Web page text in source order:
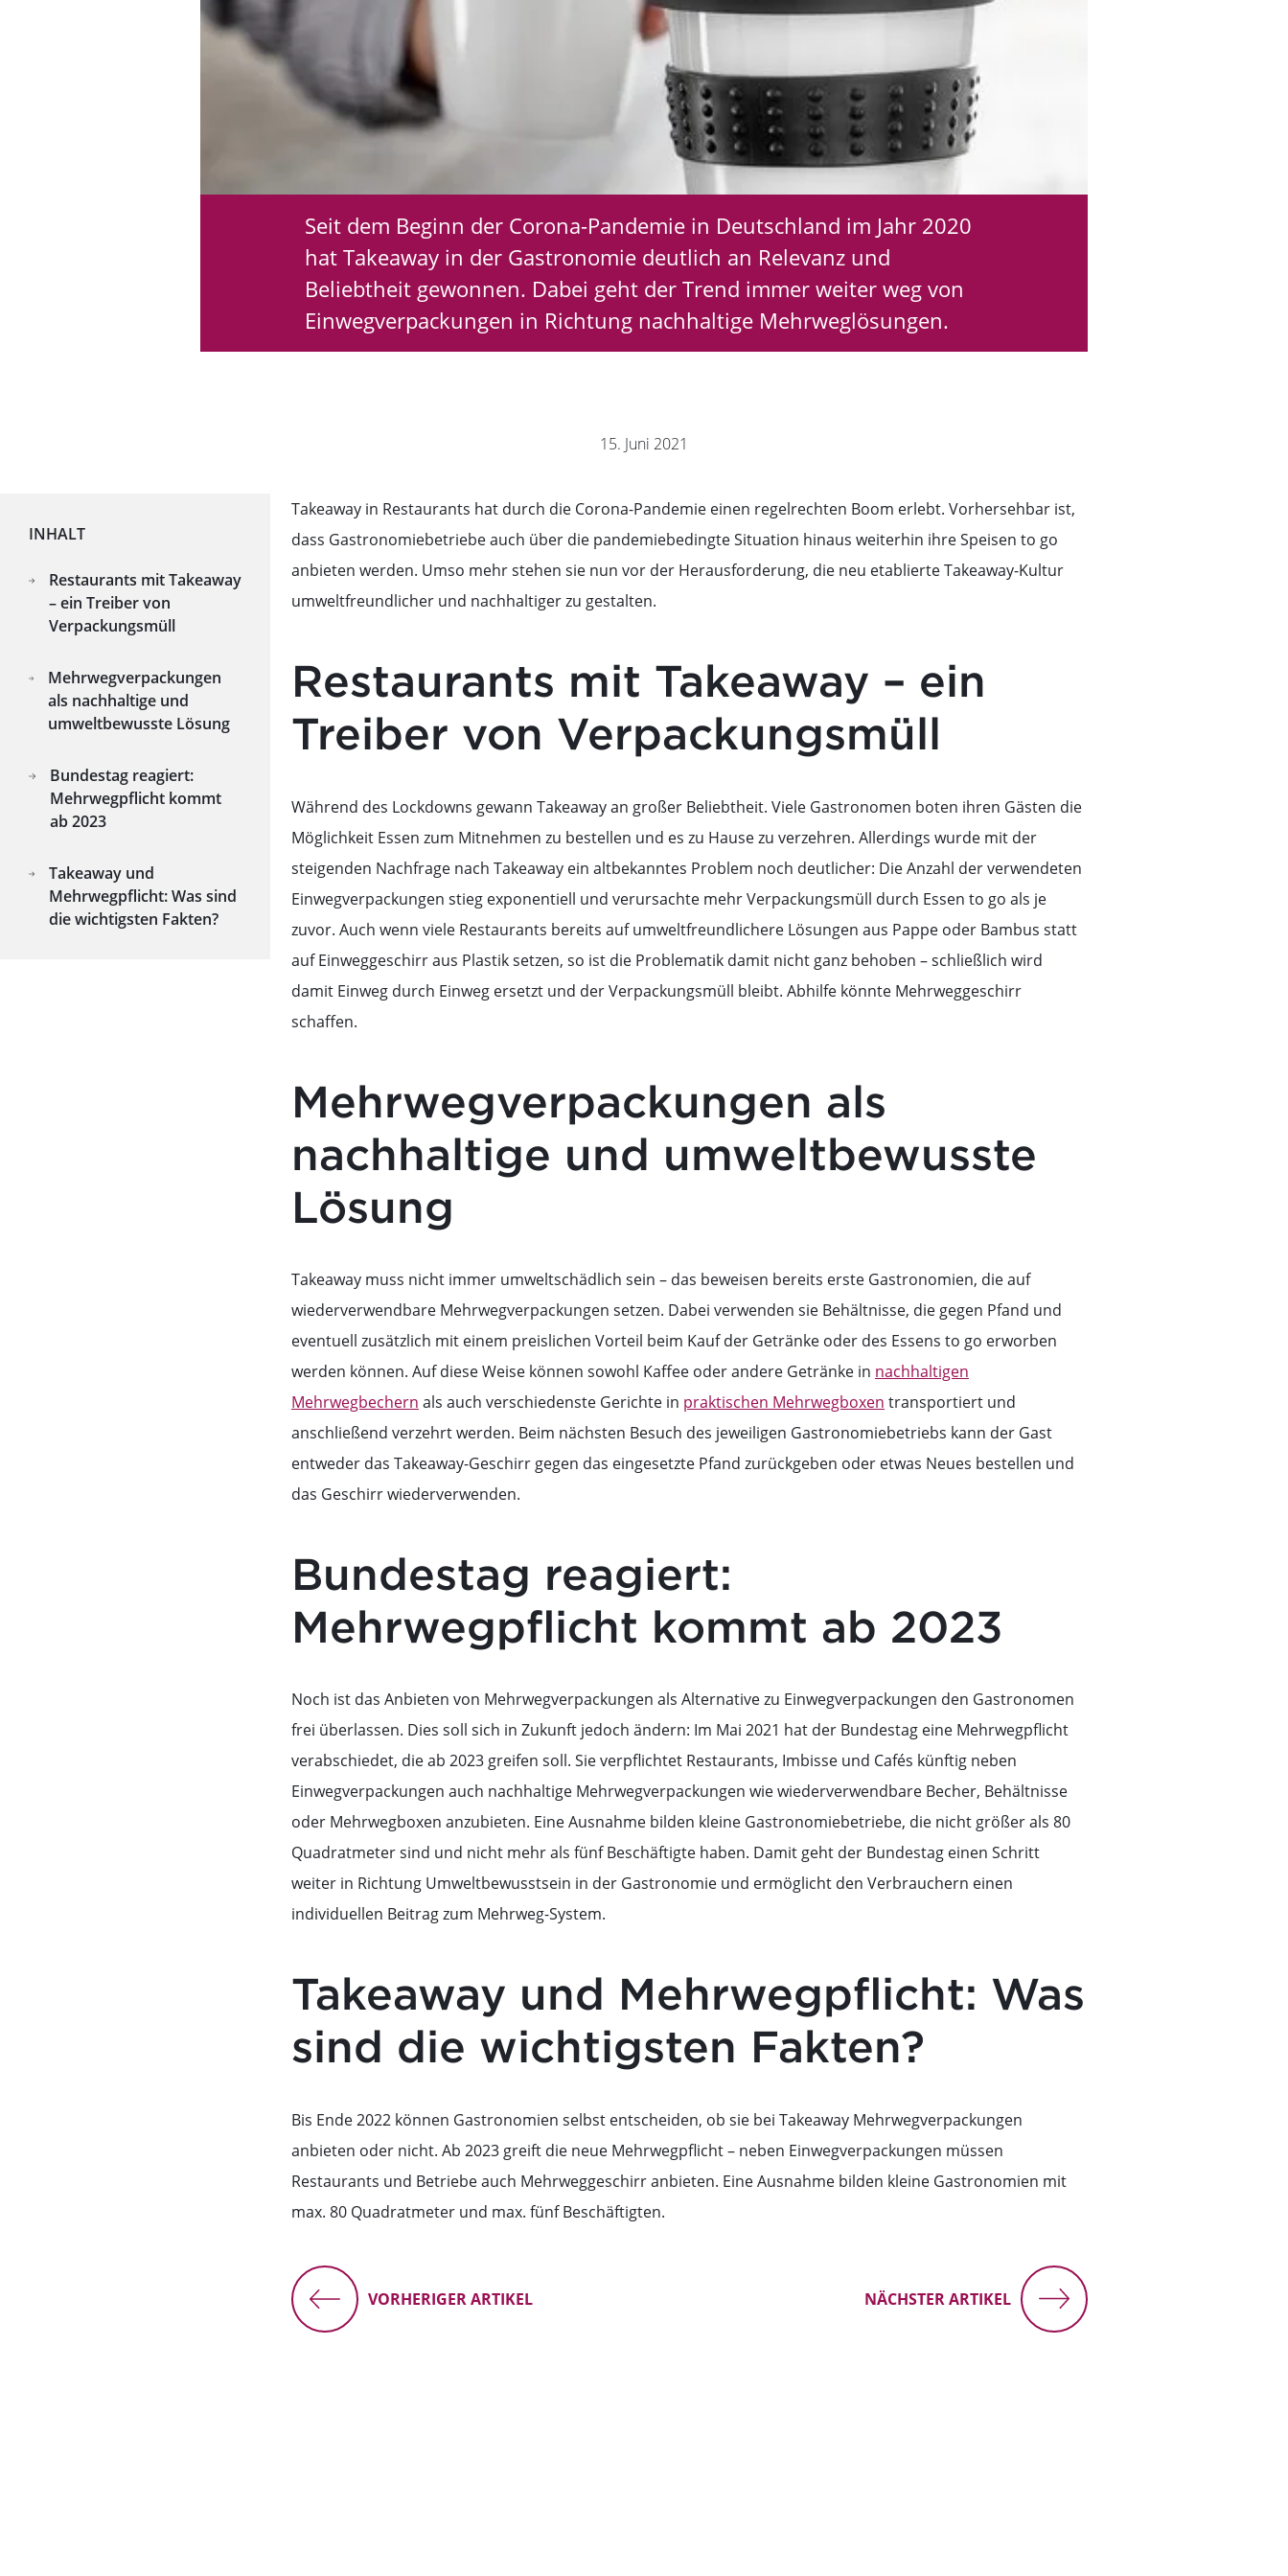
Seit dem Beginn der Corona-Pandemie in Deutschland im Jahr 2020
hat Takeaway in der Gastronomie deutlich an Relevanz und
Beliebtheit gewonnen. Dabei geht der Trend immer weiter weg von
Einwegverpackungen in Richtung nachhaltige Mehrweglösungen.
15. Juni 2021
INHALT
Restaurants mit Takeaway
– ein Treiber von
Verpackungsmüll
Mehrwegverpackungen
als nachhaltige und
umweltbewusste Lösung
Bundestag reagiert:
Mehrwegpflicht kommt
ab 2023
Takeaway und
Mehrwegpflicht: Was sind
die wichtigsten Fakten?
Takeaway in Restaurants hat durch die Corona-Pandemie einen regelrechten Boom erlebt. Vorhersehbar ist,
dass Gastronomiebetriebe auch über die pandemiebedingte Situation hinaus weiterhin ihre Speisen to go
anbieten werden. Umso mehr stehen sie nun vor der Herausforderung, die neu etablierte Takeaway-Kultur
umweltfreundlicher und nachhaltiger zu gestalten.
Restaurants mit Takeaway – ein
Treiber von Verpackungsmüll
Während des Lockdowns gewann Takeaway an großer Beliebtheit. Viele Gastronomen boten ihren Gästen die
Möglichkeit Essen zum Mitnehmen zu bestellen und es zu Hause zu verzehren. Allerdings wurde mit der
steigenden Nachfrage nach Takeaway ein altbekanntes Problem noch deutlicher: Die Anzahl der verwendeten
Einwegverpackungen stieg exponentiell und verursachte mehr Verpackungsmüll durch Essen to go als je
zuvor. Auch wenn viele Restaurants bereits auf umweltfreundlichere Lösungen aus Pappe oder Bambus statt
auf Einweggeschirr aus Plastik setzen, so ist die Problematik damit nicht ganz behoben – schließlich wird
damit Einweg durch Einweg ersetzt und der Verpackungsmüll bleibt. Abhilfe könnte Mehrweggeschirr
schaffen.
Mehrwegverpackungen als
nachhaltige und umweltbewusste
Lösung
Takeaway muss nicht immer umweltschädlich sein – das beweisen bereits erste Gastronomien, die auf
wiederverwendbare Mehrwegverpackungen setzen. Dabei verwenden sie Behältnisse, die gegen Pfand und
eventuell zusätzlich mit einem preislichen Vorteil beim Kauf der Getränke oder des Essens to go erworben
werden können. Auf diese Weise können sowohl Kaffee oder andere Getränke in nachhaltigen
Mehrwegbechern als auch verschiedenste Gerichte in praktischen Mehrwegboxen transportiert und
anschließend verzehrt werden. Beim nächsten Besuch des jeweiligen Gastronomiebetriebs kann der Gast
entweder das Takeaway-Geschirr gegen das eingesetzte Pfand zurückgeben oder etwas Neues bestellen und
das Geschirr wiederverwenden.
Bundestag reagiert:
Mehrwegpflicht kommt ab 2023
Noch ist das Anbieten von Mehrwegverpackungen als Alternative zu Einwegverpackungen den Gastronomen
frei überlassen. Dies soll sich in Zukunft jedoch ändern: Im Mai 2021 hat der Bundestag eine Mehrwegpflicht
verabschiedet, die ab 2023 greifen soll. Sie verpflichtet Restaurants, Imbisse und Cafés künftig neben
Einwegverpackungen auch nachhaltige Mehrwegverpackungen wie wiederverwendbare Becher, Behältnisse
oder Mehrwegboxen anzubieten. Eine Ausnahme bilden kleine Gastronomiebetriebe, die nicht größer als 80
Quadratmeter sind und nicht mehr als fünf Beschäftigte haben. Damit geht der Bundestag einen Schritt
weiter in Richtung Umweltbewusstsein in der Gastronomie und ermöglicht den Verbrauchern einen
individuellen Beitrag zum Mehrweg-System.
Takeaway und Mehrwegpflicht: Was
sind die wichtigsten Fakten?
Bis Ende 2022 können Gastronomien selbst entscheiden, ob sie bei Takeaway Mehrwegverpackungen
anbieten oder nicht. Ab 2023 greift die neue Mehrwegpflicht – neben Einwegverpackungen müssen
Restaurants und Betriebe auch Mehrweggeschirr anbieten. Eine Ausnahme bilden kleine Gastronomien mit
max. 80 Quadratmeter und max. fünf Beschäftigten.
VORHERIGER ARTIKEL NÄCHSTER ARTIKEL